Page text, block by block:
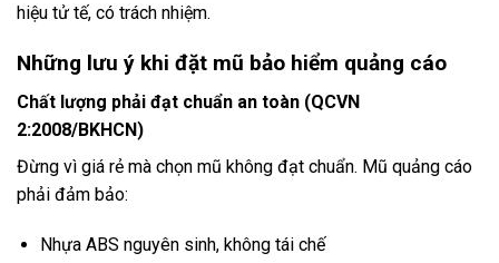
hiệu tử tế, có trách nhiệm.
Những lưu ý khi đặt mũ bảo hiểm quảng cáo
Chất lượng phải đạt chuẩn an toàn (QCVN
2:2008/BKHCN)
Đừng vì giá rẻ mà chọn mũ không đạt chuẩn. Mũ quảng cáo
phải đảm bảo:
Nhựa ABS nguyên sinh, không tái chế